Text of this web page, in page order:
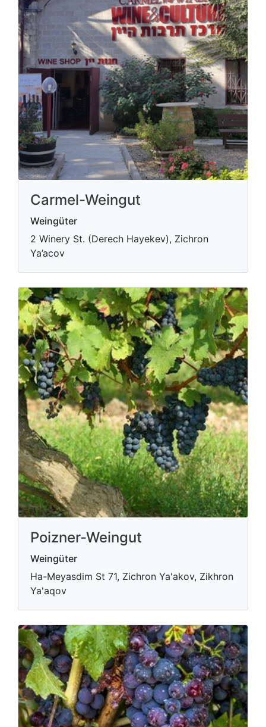
Carmel-Weingut
Weingüter
2 Winery St. (Derech Hayekev), Zichron
Ya’acov
Poizner-Weingut
Weingüter
Ha-Meyasdim St 71, Zichron Ya'akov, Zikhron
Ya'aqov